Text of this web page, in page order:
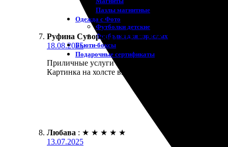
Пазлы магнитные
Одежда с Фото
Футболки детские
Футболки для взрослых
Бьюти-боксы
Подарочные сертификаты
Руфина Суворова : ★ ★ ★ ★ ★
18.08.2025
Приличные услуги и удобный интерфейс для
Картинка на холсте вышла яркой и четкой.
Любава : ★ ★ ★ ★ ★
13.07.2025